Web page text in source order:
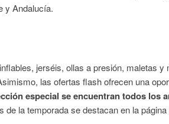
y Andalucía.
jerséis, ollas a presión, maletas y
las ofertas flash ofrecen una
especial se encuentran todos los
la temporada se destacan en la